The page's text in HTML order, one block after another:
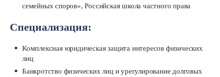
семейных споров», Российская школа частного права
Специализация:
Комплексная юридическая защита интересов физических
лиц
Банкротство физических лиц и урегулирование долговых